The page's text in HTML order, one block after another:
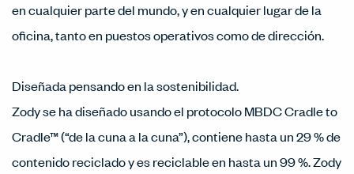
en cualquier parte del mundo, y en cualquier lugar de la
oficina, tanto en puestos operativos como de dirección.
Diseñada pensando en la sostenibilidad.
Zody se ha diseñado usando el protocolo MBDC Cradle to
Cradle™ (“de la cuna a la cuna”), contiene hasta un 29 % de
contenido reciclado y es reciclable en hasta un 99 %. Zody